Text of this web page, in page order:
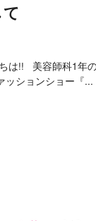
ちは!! 美容師科1
ッションショー『...